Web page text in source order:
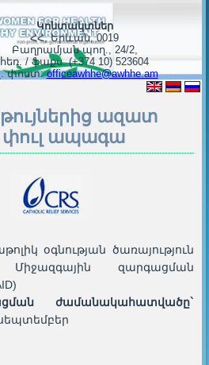
Կոնտակտներ
ՀՀ, Երևան, 0019
Բաղրամյան պող., 24/2,
հեռ. / ֆաքս. (+374 10) 523604
փոստ:officeawhhe@awhhe.am
ազատ
ապագա
օգնության ծառայություն
զարգացման
ժամանակահատվածը`
սեպտեմբեր